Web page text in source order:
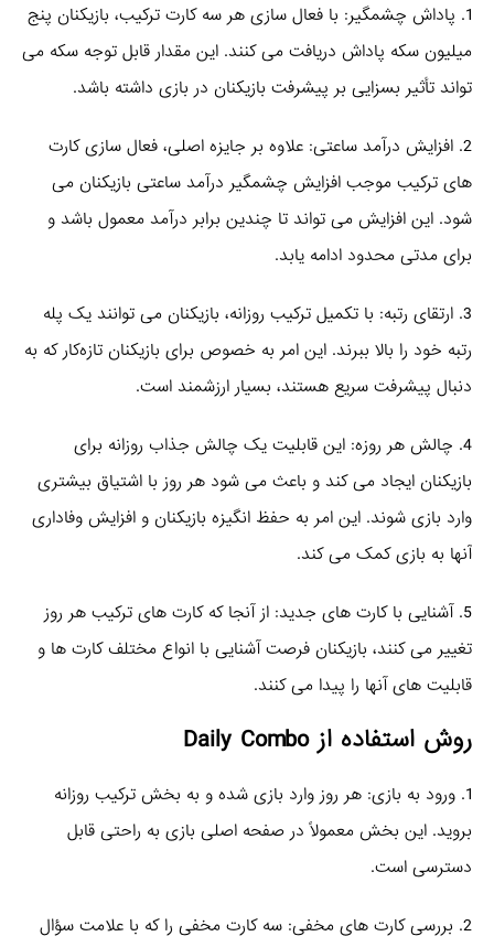
1. پاداش چشمگیر: با فعال‌ سازی هر سه کارت ترکیب، بازیکنان پنج
میلیون سکه پاداش دریافت می‌ کنند. این مقدار قابل توجه سکه می‌
تواند تأثیر بسزایی بر پیشرفت بازیکنان در بازی داشته باشد.
2. افزایش درآمد ساعتی: علاوه بر جایزه اصلی، فعال‌ سازی کارت‌
های ترکیب موجب افزایش چشمگیر درآمد ساعتی بازیکنان می‌
شود. این افزایش می‌ تواند تا چندین برابر درآمد معمول باشد و
برای مدتی محدود ادامه یابد.
3. ارتقای رتبه: با تکمیل ترکیب روزانه، بازیکنان می‌ توانند یک پله
رتبه خود را بالا ببرند. این امر به خصوص برای بازیکنان تازه‌کار که به
دنبال پیشرفت سریع هستند، بسیار ارزشمند است.
4. چالش هر روزه: این قابلیت یک چالش جذاب روزانه برای
بازیکنان ایجاد می‌ کند و باعث می‌ شود هر روز با اشتیاق بیشتری
وارد بازی شوند. این امر به حفظ انگیزه بازیکنان و افزایش وفاداری
آنها به بازی کمک می‌ کند.
5. آشنایی با کارت‌ های جدید: از آنجا که کارت‌ های ترکیب هر روز
تغییر می‌ کنند، بازیکنان فرصت آشنایی با انواع مختلف کارت‌ ها و
قابلیت‌ های آنها را پیدا می‌ کنند.
روش استفاده از Daily Combo
1. ورود به بازی: هر روز وارد بازی شده و به بخش ترکیب روزانه
بروید. این بخش معمولاً در صفحه اصلی بازی به راحتی قابل
دسترسی است.
2. بررسی کارت‌ های مخفی: سه کارت مخفی را که با علامت سؤال